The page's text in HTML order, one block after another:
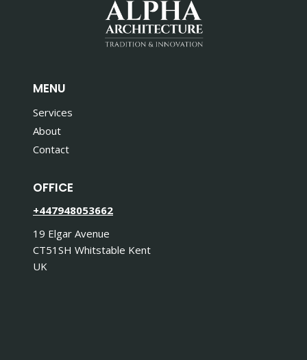
MENU
Services
About
Contact
OFFICE
+447948053662
19 Elgar Avenue
CT51SH Whitstable Kent
UK